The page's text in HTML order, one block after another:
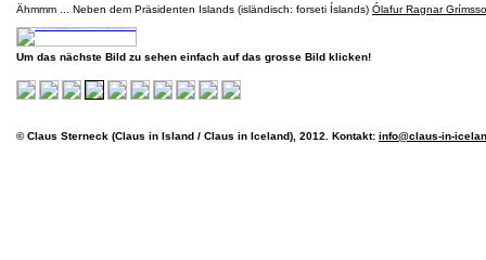
Ähmmm ... Neben dem Präsidenten Islands (isländisch: forseti Íslands) Ólafur Ragnar
Um das nächste Bild zu sehen einfach auf das grosse Bild klicken!
© Claus Sterneck (Claus in Island / Claus in Iceland), 2012. Kontakt: info@claus-in-